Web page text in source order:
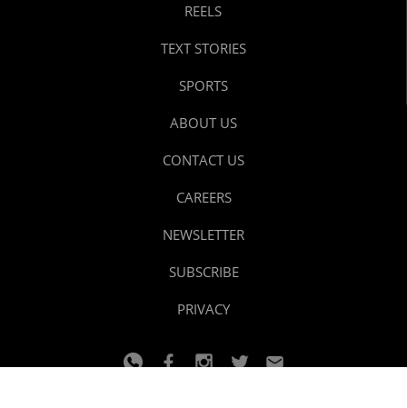
REELS
TEXT STORIES
SPORTS
ABOUT US
CONTACT US
CAREERS
NEWSLETTER
SUBSCRIBE
PRIVACY